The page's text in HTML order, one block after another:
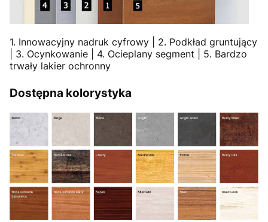
1. Innowacyjny nadruk cyfrowy | 2. Podkład gruntujący
| 3. Ocynkowanie | 4. Ocieplany segment | 5. Bardzo
trwały lakier ochronny
Dostępna kolorystyka